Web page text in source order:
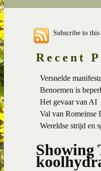
Subscribe to
Recent
Versnelde
Benoemen is
Het gevaar van AI
Val van Romeinse
Wereldse strijd en
Showing